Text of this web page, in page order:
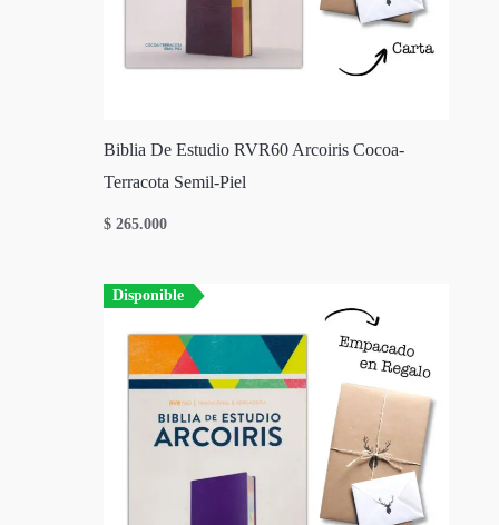
Biblia De Estudio RVR60 Arcoiris Cocoa-
Terracota Semil-Piel
$ 265.000
Disponible